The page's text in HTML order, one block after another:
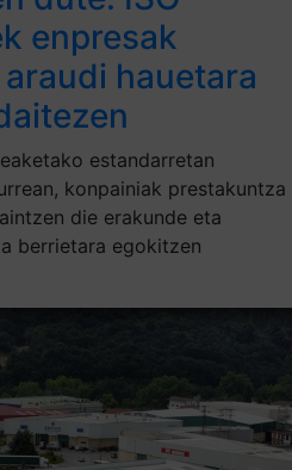
enpresak
hauetara
estandarretan
konpainiak prestakuntza
die erakunde eta
berrietara egokitzen